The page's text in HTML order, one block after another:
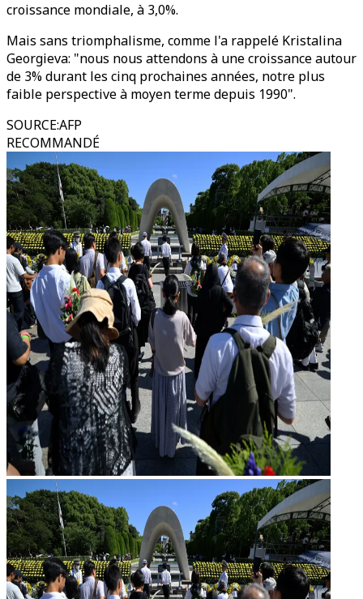
croissance mondiale, à 3,0%.
Mais sans triomphalisme, comme l'a rappelé Kristalina
Georgieva: "nous nous attendons à une croissance autour
de 3% durant les cinq prochaines années, notre plus
faible perspective à moyen terme depuis 1990".
SOURCE:AFP
RECOMMANDÉ